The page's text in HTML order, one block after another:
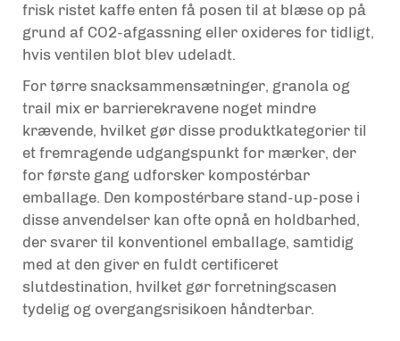
frisk ristet kaffe enten få posen til at blæse op på
grund af CO2-afgassning eller oxideres for tidligt,
hvis ventilen blot blev udeladt.
For tørre snacksammensætninger, granola og
trail mix er barrierekravene noget mindre
krævende, hvilket gør disse produktkategorier til
et fremragende udgangspunkt for mærker, der
for første gang udforsker kompostérbar
emballage. Den kompostérbare stand-up-pose i
disse anvendelser kan ofte opnå en holdbarhed,
der svarer til konventionel emballage, samtidig
med at den giver en fuldt certificeret
slutdestination, hvilket gør forretningscasen
tydelig og overgangsrisikoen håndterbar.